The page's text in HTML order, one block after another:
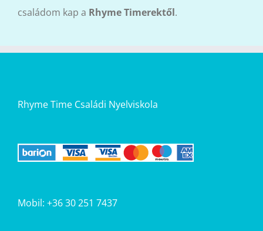
családom kap a Rhyme Timerektől.
Rhyme Time Családi Nyelviskola
Mobil: +36 30 251 7437